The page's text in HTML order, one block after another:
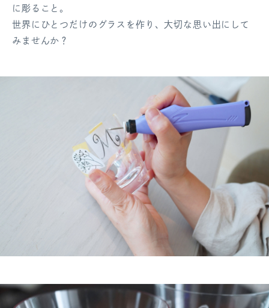
に彫ること。
世界にひとつだけのグラスを作り、大切な思い出にして
みませんか？